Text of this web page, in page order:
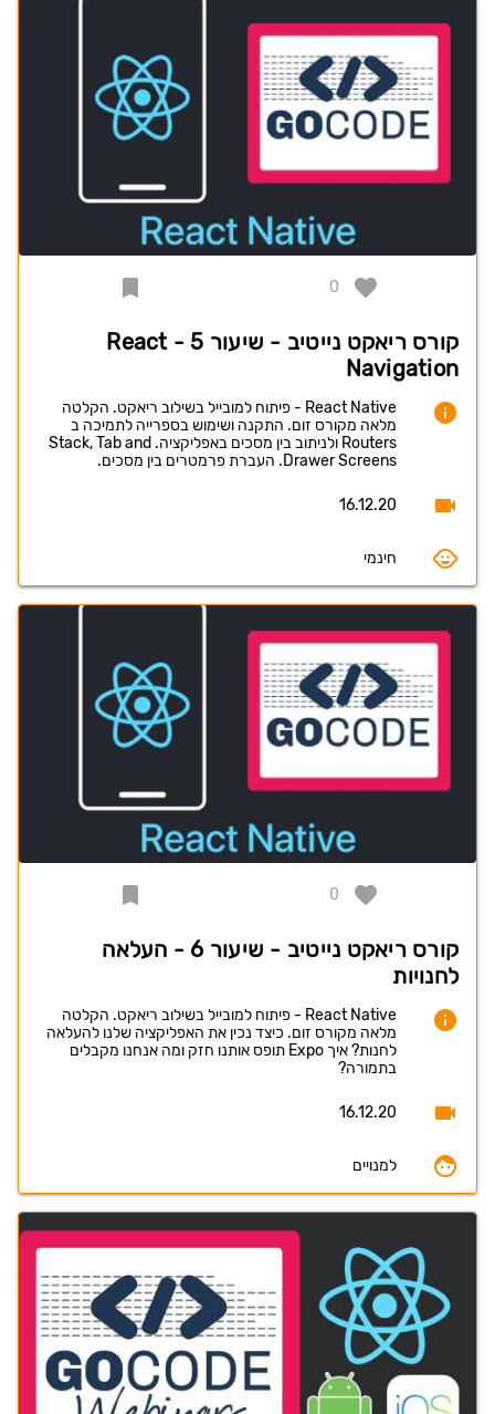
0
קורס ריאקט נייטיב - שיעור 5 - React
Navigation
React Native - פיתוח למובייל בשילוב ריאקט. הקלטה
מלאה מקורס זום. התקנה ושימוש בספרייה לתמיכה ב
Routers ולניתוב בין מסכים באפליקציה. Stack, Tab and
Drawer Screens. העברת פרמטרים בין מסכים.
16.12.20
חינמי
0
קורס ריאקט נייטיב - שיעור 6 - העלאה
לחנויות
React Native - פיתוח למובייל בשילוב ריאקט. הקלטה
מלאה מקורס זום. כיצד נכין את האפליקציה שלנו להעלאה
לחנות? איך Expo תופס אותנו חזק ומה אנחנו מקבלים
בתמורה?
16.12.20
למנויים